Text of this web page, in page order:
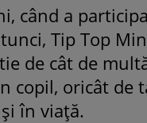
când a
Tip Top
de cât de
copil, oricât de
în viaţă.